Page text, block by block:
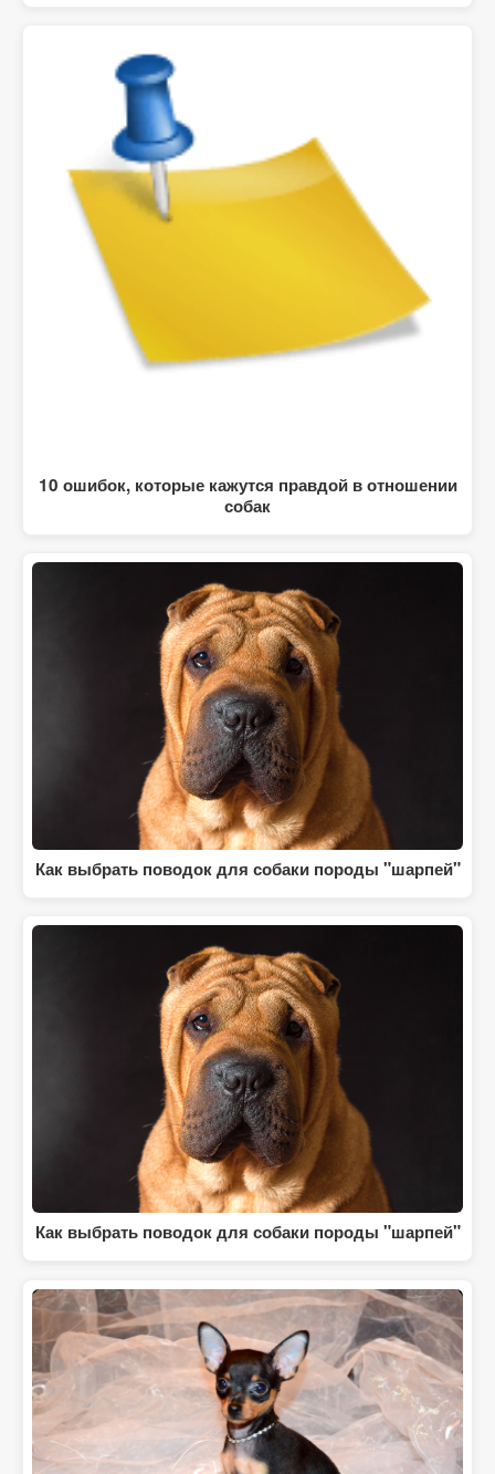
10 ошибок, которые кажутся правдой в отношении
собак
Как выбрать поводок для собаки породы "шарпей"
Как выбрать поводок для собаки породы "шарпей"